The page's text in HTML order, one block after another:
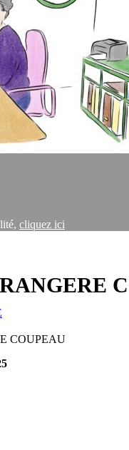
cliquez ici
COUPEAU